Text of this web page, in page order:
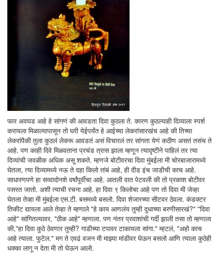
फार अवघड आहे हे सांगणं की आवडता दिवा कुठला ते. कारण कुठल्याही दिव्याला स्पर्श
करायला मिळाल्यापासून तो घरी येईपर्यंत हे आईच्या लेकरांसारखंच आहे की तिच्या
लेकरांपैकी तुला कुठलं लेकरू आवडतं असं विचारलं तर सांगता येणं कठीण असतं तसंच ते
आहे. पण काही दिवे मिळवताना प्रचंड त्रास झाला म्हणून त्यादृष्टीने पाहिलं तर त्या
दिव्यांची जवळीक अधिक असू शकते. म्हणजे बोटीवरचा दिवा मुंबईला मी चोरबाजारामध्ये
घेतला, त्या दिव्यामध्ये नऊ ते दहा किलो तांबं आहे, ही दीड इंच जाडीची काच आहे.
साधारणपणे हा सव्वादोनशे वर्षांपूर्वीचा आहे. आतली वात पेटवली की तो प्रकाश बोटीवर
पसरत जातो. अशी त्याची रचना आहे. हा दिवा ९ किलोचा आहे पण तो दिवा मी जेव्हा
घेतला तेव्हा मी मुंबईला एस.टी. बसमध्ये बसलो. दिवा शेजारच्या सीटवर ठेवला. कंडक्टर
तिकीट द्यायला आले तेव्हा ते म्हणाले "हे काय आणलंय तुम्ही दुधाच्या बरणीसारखं?" "दिवा
आहे" सांगितल्यावर, "ठीक आहे" म्हणाला. पण नंतर प्रवाशांची गर्दी झाली तसा तो म्हणाला
की,"हा दिवा कुठे ठेवणार तुम्ही? गाडीच्या टपावर टाकायला सांगा." म्हटलं, "अहो काच
आहे त्याला. फुटेल." मग ते एवढं वजन मी माझ्या मांडीवर घेऊन बसलो आणि त्याला कुठेही
धक्का लागू न देता मी तो घेऊन आलो.